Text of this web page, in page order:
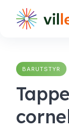
content
BARUTSTYR